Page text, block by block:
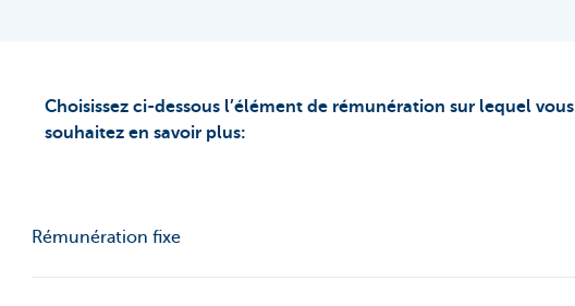
Choisissez ci-dessous l’élément de rémunération sur lequel vous
souhaitez en savoir plus:
Rémunération fixe